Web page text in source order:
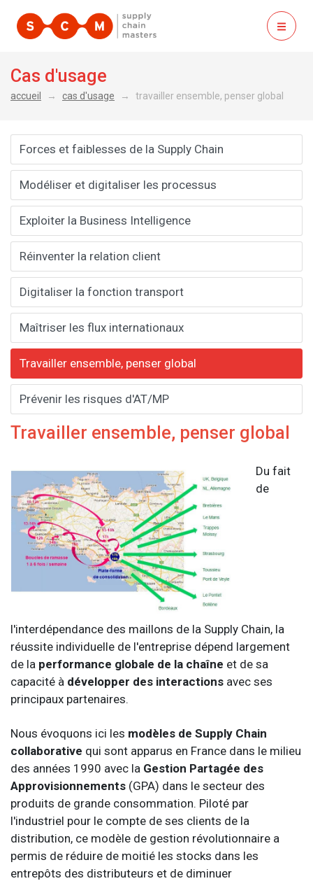
ouvrir
Cas d'usage
accueil cas d'usage travailler ensemble, penser global
Forces et faiblesses de la Supply Chain
Modéliser et digitaliser les processus
Exploiter la Business Intelligence
Réinventer la relation client
Digitaliser la fonction transport
Maîtriser les flux internationaux
Travailler ensemble, penser global
Prévenir les risques d'AT/MP
Travailler ensemble, penser global
Du fait
de
l'interdépendance des maillons de la Supply Chain, la
réussite individuelle de l'entreprise dépend largement
de la performance globale de la chaîne et de sa
capacité à développer des interactions avec ses
principaux partenaires.
Nous évoquons ici les modèles de Supply Chain
collaborative qui sont apparus en France dans le milieu
des années 1990 avec la Gestion Partagée des
Approvisionnements (GPA) dans le secteur des
produits de grande consommation. Piloté par
l'industriel pour le compte de ses clients de la
distribution, ce modèle de gestion révolutionnaire a
permis de réduire de moitié les stocks dans les
entrepôts des distributeurs et de diminuer